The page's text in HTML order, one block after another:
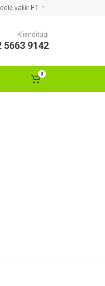
valik: ET
Klienditugi
5663 9142
0